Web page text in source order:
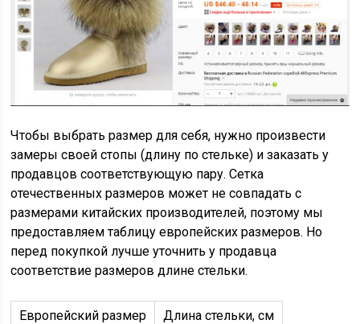
Чтобы выбрать размер для себя, нужно произвести
замеры своей стопы (длину по стельке) и заказать у
продавцов соответствующую пару. Сетка
отечественных размеров может не совпадать с
размерами китайских производителей, поэтому мы
предоставляем таблицу европейских размеров. Но
перед покупкой лучше уточнить у продавца
соответствие размеров длине стельки.
Европейский размер
Длина стельки, см